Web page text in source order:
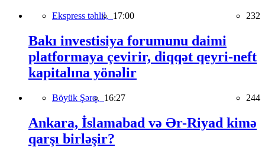
Ekspress təhlil, 17:00 232
Bakı investisiya forumunu daimi
platformaya çevirir, diqqət qeyri-neft
kapitalına yönəlir
Böyük Şərq, 16:27 244
Ankara, İslamabad və Ər-Riyad kimə
qarşı birləşir?